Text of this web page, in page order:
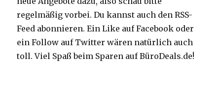
regelmäßig vorbei. Du kannst auch den RSS-
Feed abonnieren. Ein Like auf Facebook oder
ein Follow auf Twitter wären natürlich auch
toll. Viel Spaß beim Sparen auf BüroDeals.de!